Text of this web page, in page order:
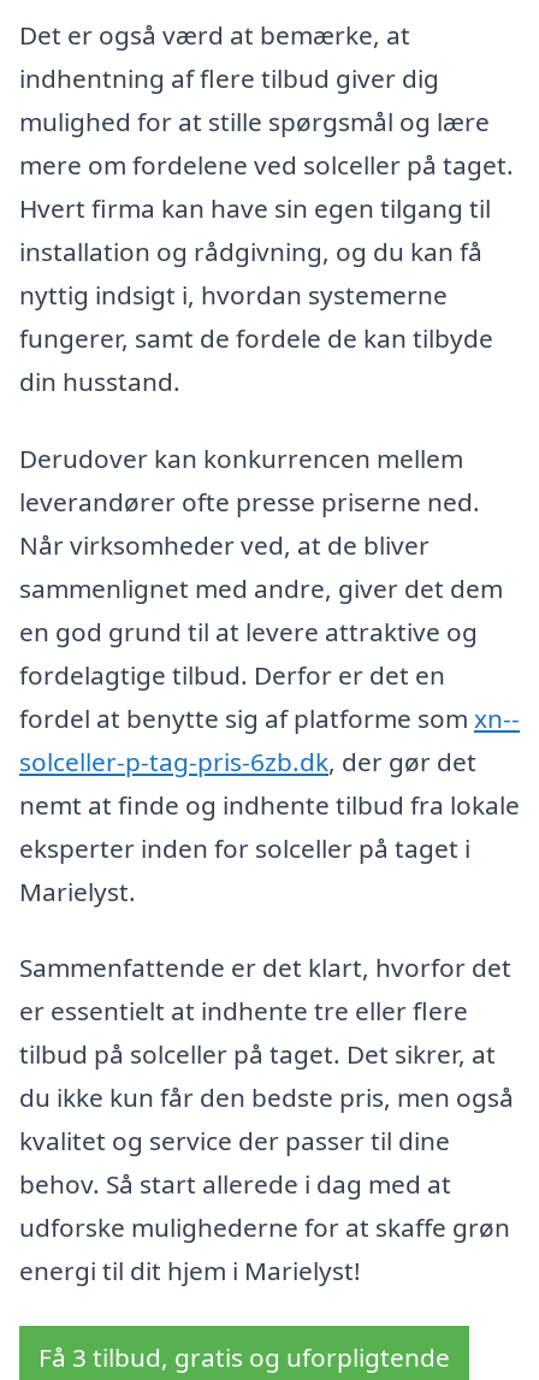
Det er også værd at bemærke, at
indhentning af flere tilbud giver dig
mulighed for at stille spørgsmål og lære
mere om fordelene ved solceller på taget.
Hvert firma kan have sin egen tilgang til
installation og rådgivning, og du kan få
nyttig indsigt i, hvordan systemerne
fungerer, samt de fordele de kan tilbyde
din husstand.
Derudover kan konkurrencen mellem
leverandører ofte presse priserne ned.
Når virksomheder ved, at de bliver
sammenlignet med andre, giver det dem
en god grund til at levere attraktive og
fordelagtige tilbud. Derfor er det en
fordel at benytte sig af platforme som xn--
solceller-p-tag-pris-6zb.dk, der gør det
nemt at finde og indhente tilbud fra lokale
eksperter inden for solceller på taget i
Marielyst.
Sammenfattende er det klart, hvorfor det
er essentielt at indhente tre eller flere
tilbud på solceller på taget. Det sikrer, at
du ikke kun får den bedste pris, men også
kvalitet og service der passer til dine
behov. Så start allerede i dag med at
udforske mulighederne for at skaffe grøn
energi til dit hjem i Marielyst!
Få 3 tilbud, gratis og uforpligtende